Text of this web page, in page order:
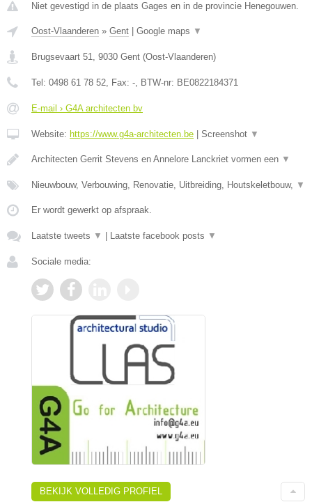
Niet gevestigd in de plaats Gages en in de provincie Henegouwen.
Oost-Vlaanderen » Gent | Google maps ▼
Brugsevaart 51 9030 Gent (Oost-Vlaanderen)
Tel: 0498 61 78 52 , Fax: - , BTW-nr: BE0822184371
E-mail › G4A architecten bv
Website: https://www.g4a-architecten.be | Screenshot ▼
Architecten Gerrit Stevens en Annelore Lanckriet vormen een ▼
Nieuwbouw, Verbouwing, Renovatie, Uitbreiding, Houtskeletbouw, ▼
Er wordt gewerkt op afspraak.
Laatste tweets ▼ | Laatste facebook posts ▼
Sociale media:
BEKIJK VOLLEDIG PROFIEL